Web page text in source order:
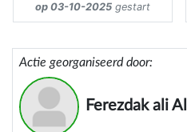
op 03-10-2025 gestart
Actie georganiseerd door:
Ferezdak ali